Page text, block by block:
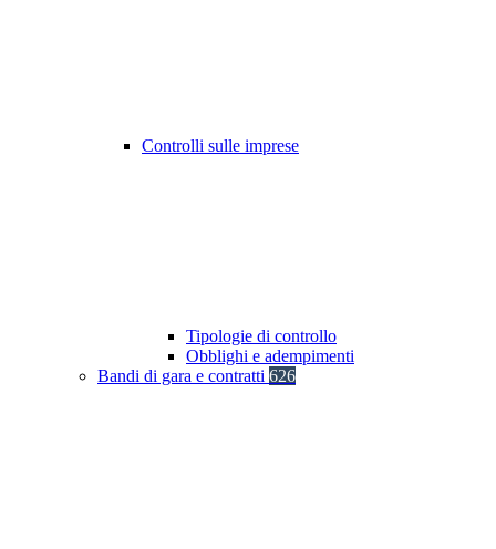
Controlli sulle imprese
Tipologie di controllo
Obblighi e adempimenti
Bandi di gara e contratti 626